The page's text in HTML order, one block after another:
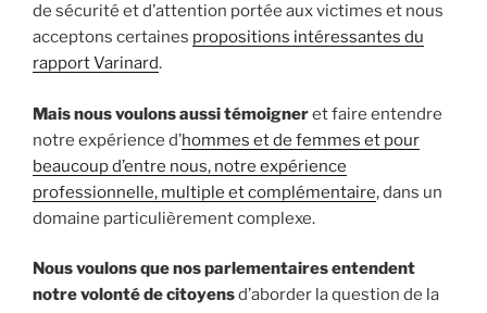
de sécurité et d’attention portée aux victimes et nous
acceptons certaines propositions intéressantes du
rapport Varinard.
Mais nous voulons aussi témoigneret faire entendre
notre expérience d’hommes et de femmes et pour
beaucoup d’entre nous, notre expérience
professionnelle, multiple et complémentaire, dans un
domaine particulièrement complexe.
Nous voulons que nos parlementaires entendent
notre volonté de citoyensd’aborder la question de la